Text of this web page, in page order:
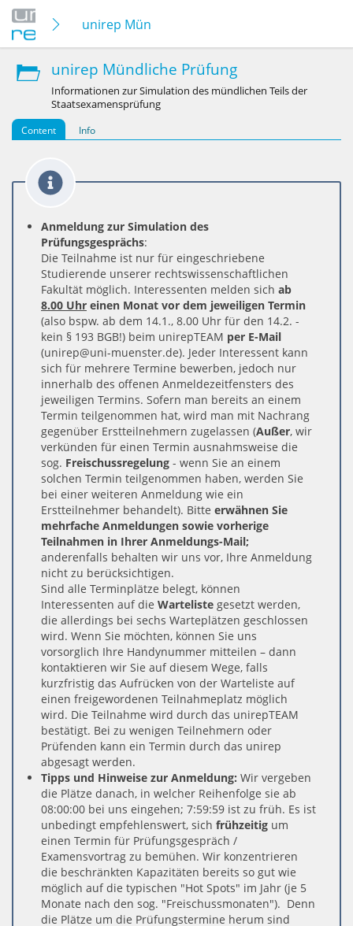
unirep Mündliche Prüfung
unirep Mündliche Prüfung
Informationen zur Simulation des mündlichen Teils der
Staatsexamensprüfung
Content
Info
Anmeldung zur Simulation des
Prüfungsgesprächs:
Die Teilnahme ist nur für eingeschriebene
Studierende unserer rechtswissenschaftlichen
Fakultät möglich. Interessenten melden sich ab
8.00 Uhr einen Monat vor dem jeweiligen Termin
(also bspw. ab dem 14.1., 8.00 Uhr für den 14.2. -
kein § 193 BGB!) beim unirepTEAM per E-Mail
(unirep@uni-muenster.de). Jeder Interessent kann
sich für mehrere Termine bewerben, jedoch nur
innerhalb des offenen Anmeldezeitfensters des
jeweiligen Termins. Sofern man bereits an einem
Termin teilgenommen hat, wird man mit Nachrang
gegenüber Erstteilnehmern zugelassen (Außer, wir
verkünden für einen Termin ausnahmsweise die
sog. Freischussregelung - wenn Sie an einem
solchen Termin teilgenommen haben, werden Sie
bei einer weiteren Anmeldung wie ein
Erstteilnehmer behandelt). Bitte erwähnen Sie
mehrfache Anmeldungen sowie vorherige
Teilnahmen in Ihrer Anmeldungs-Mail;
anderenfalls behalten wir uns vor, Ihre Anmeldung
nicht zu berücksichtigen.
Sind alle Terminplätze belegt, können
Interessenten auf die Warteliste gesetzt werden,
die allerdings bei sechs Warteplätzen geschlossen
wird. Wenn Sie möchten, können Sie uns
vorsorglich Ihre Handynummer mitteilen – dann
kontaktieren wir Sie auf diesem Wege, falls
kurzfristig das Aufrücken von der Warteliste auf
einen freigewordenen Teilnahmeplatz möglich
wird. Die Teilnahme wird durch das unirepTEAM
bestätigt. Bei zu wenigen Teilnehmern oder
Prüfenden kann ein Termin durch das unirep
abgesagt werden.
Tipps und Hinweise zur Anmeldung: Wir vergeben
die Plätze danach, in welcher Reihenfolge sie ab
08:00:00 bei uns eingehen; 7:59:59 ist zu früh. Es ist
unbedingt empfehlenswert, sich frühzeitig um
einen Termin für Prüfungsgespräch /
Examensvortrag zu bemühen. Wir konzentrieren
die beschränkten Kapazitäten bereits so gut wie
möglich auf die typischen "Hot Spots" im Jahr (je 5
Monate nach den sog. "Freischussmonaten"). Denn
die Plätze um die Prüfungstermine herum sind